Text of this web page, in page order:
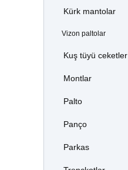
Kürk mantolar
Vizon paltolar
Kuş tüyü ceketler
Montlar
Palto
Panço
Parkas